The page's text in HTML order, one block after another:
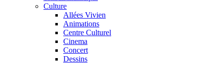
Culture
Allées Vivien
Animations
Centre Culturel
Cinema
Concert
Dessins